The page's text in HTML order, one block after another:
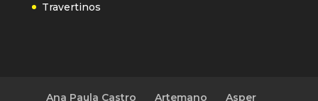
Travertinos
Ana Paula Castro Artemano Asper